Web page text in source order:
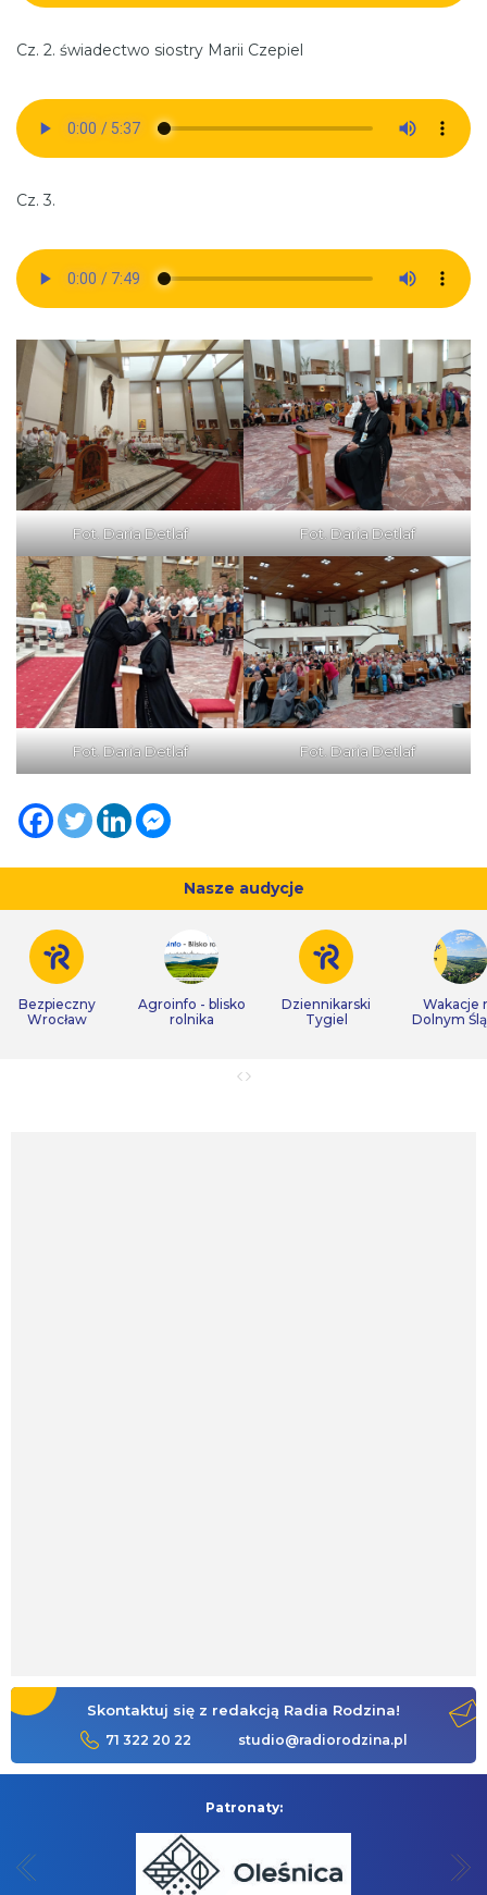
Cz. 2. świadectwo siostry Marii Czepiel
Cz. 3.
Fot. Daria Detlaf Fot. Daria Detlaf
Fot. Daria Detlaf Fot. Daria Detlaf
Nasze audycje
Bezpieczny
Wrocław
Agroinfo - blisko
rolnika
Dziennikarski
Tygiel
Wakacje
Dolnym
Skontaktuj się z redakcją Radia Rodzina!
71 322 20 22 studio@radiorodzina.pl
Patronaty: